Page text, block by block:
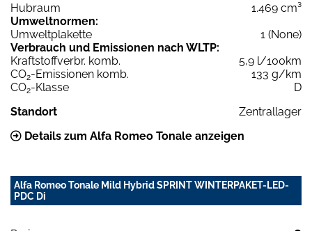
Hubraum
1.469 cm³
Umweltnormen:
Umweltplakette
1 (None)
Verbrauch und Emissionen nach WLTP:
Kraftstoffverbr. komb.
5,9 l/100km
CO2-Emissionen komb.
133 g/km
CO2-Klasse
D
Standort
Zentrallager
Details zum Alfa Romeo Tonale anzeigen
Alfa Romeo Tonale Mild Hybrid SPRINT WINTERPAKET-LED-
PDC Di